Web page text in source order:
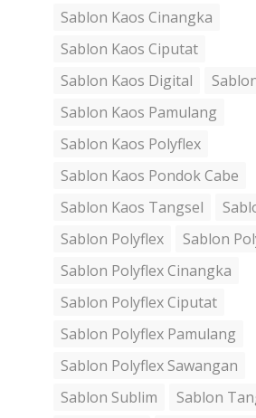
Sablon Kaos Cinangka
Sablon Kaos Ciputat
Sablon Kaos Digital
Sablon Kaos Pamulang
Sablon Kaos Polyflex
Sablon Kaos Pondok Cabe
Sablon Kaos Tangsel
Sablon Polyflex
Sablon
Sablon Polyflex Cinangka
Sablon Polyflex Ciputat
Sablon Polyflex Pamulang
Sablon Polyflex Sawangan
Sablon Sublim
Sablon